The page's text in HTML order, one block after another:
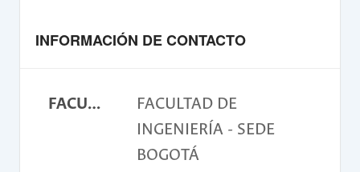
INFORMACIÓN DE CONTACTO
FACULTAD
FACULTAD DE
INGENIERÍA - SEDE
BOGOTÁ